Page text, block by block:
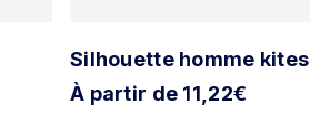
Silhouette homme
À partir de 11,22€